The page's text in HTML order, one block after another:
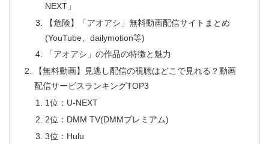
NEXT」
【危険】「アオアシ」無料動画配信サイトまとめ
(YouTube、dailymotion等)
「アオアシ」の作品の特徴と魅力
【無料動画】見逃し配信の視聴はどこで見れる？動画
配信サービスランキングTOP3
1位：U-NEXT
2位：DMM TV(DMMプレミアム)
3位：Hulu